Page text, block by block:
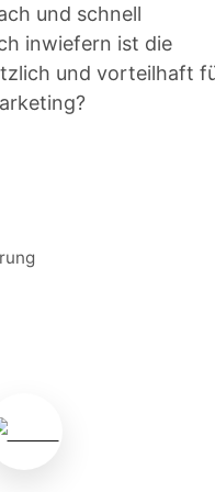
und schnell
inwiefern ist die
und vorteilhaft